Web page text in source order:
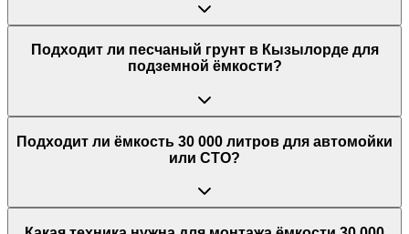
Подходит ли песчаный грунт в Кызылорде для
подземной ёмкости?
Подходит ли ёмкость 30 000 литров для автомойки
или СТО?